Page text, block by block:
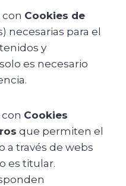
con Cookies de
necesarias para el
y
es necesario
Cookies
que permiten el
a través de webs
es titular.